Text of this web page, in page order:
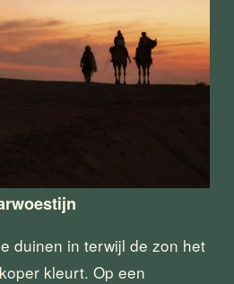
duinen in terwijl de zon het
kleurt. Op een